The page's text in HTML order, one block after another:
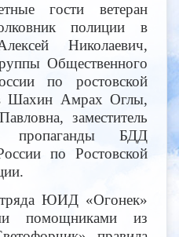
гости ветеран
полиции в
Николаевич,
Общественного
по ростовской
Шахин Амрах Оглы,
заместитель
пропаганды БДД
по Ростовской
ЮИД «Огонек»
помощниками из